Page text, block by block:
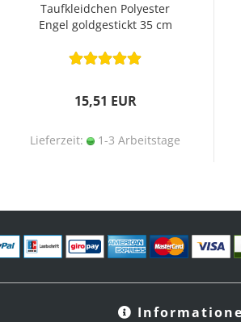
Taufkleidchen Polyester
Engel goldgestickt 35 cm
15,51 EUR
Lieferzeit: 1-3 Arbeitstage